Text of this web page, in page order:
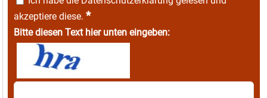
akzeptiere diese. *
Bitte diesen Text hier unten eingeben: